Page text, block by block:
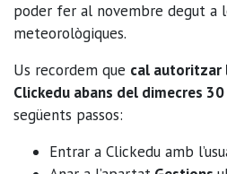
Escolars
Bell-lloc
poder fer al novembre degut a
meteorològiques.
Us recordem que cal autoritzar
Clickedu abans del dimecres
següents passos:
Entrar a Clickedu amb